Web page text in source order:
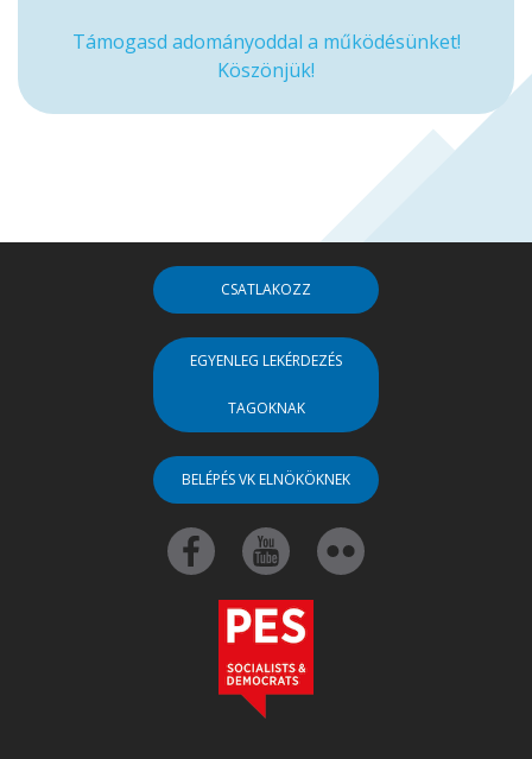
Támogasd adományoddal a működésünket!
Köszönjük!
CSATLAKOZZ
EGYENLEG LEKÉRDEZÉS
TAGOKNAK
BELÉPÉS VK ELNÖKÖKNEK